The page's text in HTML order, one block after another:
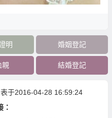
明 婚姻登記
親 結婚登記
于2016-04-28 16:59:24